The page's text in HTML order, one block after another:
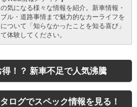
気になる様々な情報を紹介。新車情報・
ル・道路事情まで魅力的なカーライフを
ついて「知らなかったことを知る喜び」
体験してください。
得！？ 新車不足で人気沸騰
ログでスペック情報を見る！